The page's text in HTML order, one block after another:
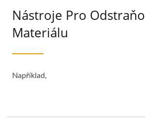
Nástroje Pro
Materiálu
Například,